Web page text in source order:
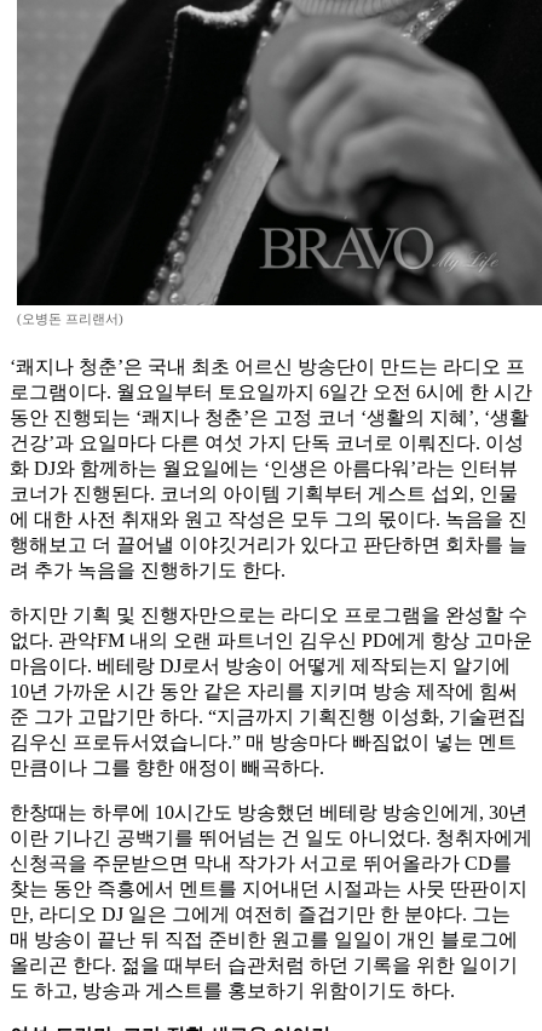
(오병돈 프리랜서)
‘쾌지나 청춘’은 국내 최초 어르신 방송단이 만드는 라디오 프
로그램이다. 월요일부터 토요일까지 6일간 오전 6시에 한 시간
동안 진행되는 ‘쾌지나 청춘’은 고정 코너 ‘생활의 지혜’, ‘생활
건강’과 요일마다 다른 여섯 가지 단독 코너로 이뤄진다. 이성
화 DJ와 함께하는 월요일에는 ‘인생은 아름다워’라는 인터뷰
코너가 진행된다. 코너의 아이템 기획부터 게스트 섭외, 인물
에 대한 사전 취재와 원고 작성은 모두 그의 몫이다. 녹음을 진
행해보고 더 끌어낼 이야깃거리가 있다고 판단하면 회차를 늘
려 추가 녹음을 진행하기도 한다.
하지만 기획 및 진행자만으로는 라디오 프로그램을 완성할 수
없다. 관악FM 내의 오랜 파트너인 김우신 PD에게 항상 고마운
마음이다. 베테랑 DJ로서 방송이 어떻게 제작되는지 알기에
10년 가까운 시간 동안 같은 자리를 지키며 방송 제작에 힘써
준 그가 고맙기만 하다. “지금까지 기획진행 이성화, 기술편집
김우신 프로듀서였습니다.” 매 방송마다 빠짐없이 넣는 멘트
만큼이나 그를 향한 애정이 빼곡하다.
한창때는 하루에 10시간도 방송했던 베테랑 방송인에게, 30년
이란 기나긴 공백기를 뛰어넘는 건 일도 아니었다. 청취자에게
신청곡을 주문받으면 막내 작가가 서고로 뛰어올라가 CD를
찾는 동안 즉흥에서 멘트를 지어내던 시절과는 사뭇 딴판이지
만, 라디오 DJ 일은 그에게 여전히 즐겁기만 한 분야다. 그는
매 방송이 끝난 뒤 직접 준비한 원고를 일일이 개인 블로그에
올리곤 한다. 젊을 때부터 습관처럼 하던 기록을 위한 일이기
도 하고, 방송과 게스트를 홍보하기 위함이기도 하다.